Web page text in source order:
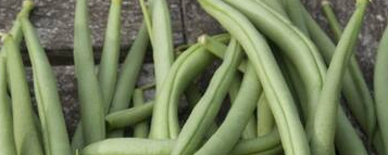
pm
है, जो विटामिन और खनिज से भरपूर होती
उगाने के लिए जरूरी सभी जानकारी